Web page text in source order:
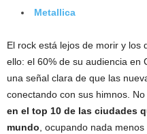
Metallica
El rock está lejos de morir y los
ello: el 60% de su audiencia en
una señal clara de que las
conectando con sus himnos.
en el top 10 de las ciudades
mundo, ocupando nada